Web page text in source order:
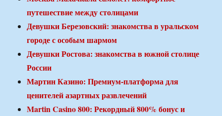
путешествие между столицами
Девушки Березовский: знакомства в уральском
городе с особым шармом
Девушки Ростова: знакомства в южной столице
России
Мартин Казино: Премиум-платформа для
ценителей азартных развлечений
Martin Casino 800: Рекордный 800% бонус и